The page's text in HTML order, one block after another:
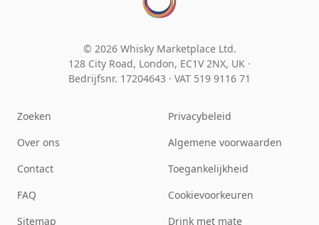
© 2026 Whisky Marketplace Ltd.
128 City Road, London, EC1V 2NX, UK ·
Bedrijfsnr. 17204643 · VAT 519 9116 71
Zoeken
Over ons
Contact
FAQ
Sitemap
Privacybeleid
Algemene voorwaarden
Toegankelijkheid
Cookievoorkeuren
Drink met mate